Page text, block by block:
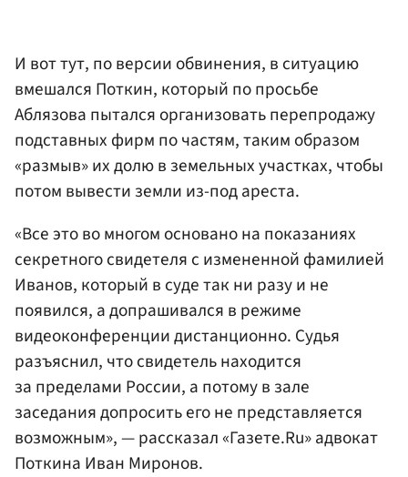
И вот тут, по версии обвинения, в ситуацию
вмешался Поткин, который по просьбе
Аблязова пытался организовать перепродажу
подставных фирм по частям, таким образом
«размыв» их долю в земельных участках, чтобы
потом вывести земли из-под ареста.
«Все это во многом основано на показаниях
секретного свидетеля с измененной фамилией
Иванов, который в суде так ни разу и не
появился, а допрашивался в режиме
видеоконференции дистанционно. Судья
разъяснил, что свидетель находится
за пределами России, а потому в зале
заседания допросить его не представляется
возможным», — рассказал «Газете.Ru» адвокат
Поткина Иван Миронов.